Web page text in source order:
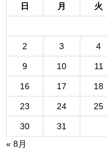
日
月 火
2 3 4
9 10 11
16 17 18
23 24 25
30
31
« 8月